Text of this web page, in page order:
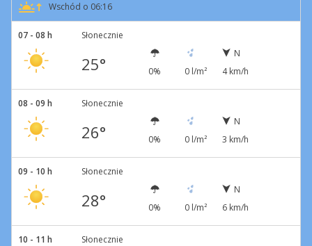
Wschód o 06:16
07 - 08 h Słonecznie
25° 0% 0 l/m²
N
4 km/h
08 - 09 h Słonecznie
26° 0% 0 l/m²
N
3 km/h
09 - 10 h Słonecznie
28° 0% 0 l/m²
N
6 km/h
10 - 11 h Słonecznie